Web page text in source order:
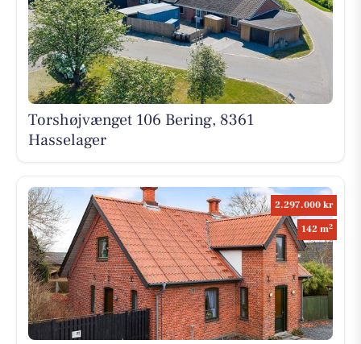
Torshøjvænget 106 Bering, 8361
Hasselager
2.297.000 kr
142 m2